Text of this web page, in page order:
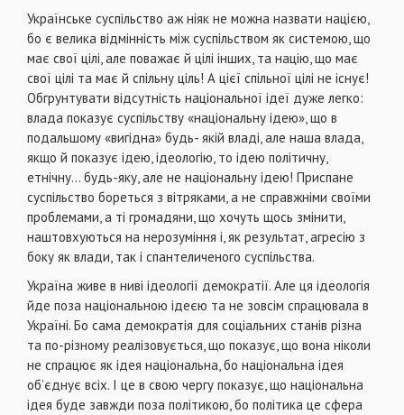
Українське суспiльство аж нiяк не можна назвати нацiєю,
бо є велика вiдмiннiсть мiж суспiльством як системою, що
має свої цiлi, але поважає й цiлi iнших, та нацiю, що має
свої цiлi та має й спiльну цiль! А цiєї спiльної цiлi не iснує!
Обгрунтувати вiдсутнiсть нацiональної iдеї дуже легко:
влада показує суспiльству «нацiональну iдею», що в
подальшому «вигiдна» будь- якiй владi, але наша влада,
якщо й показує iдею, iдеологiю, то iдею полiтичну,
етнiчну... будь-яку, але не нацiональну iдею! Приспане
суспiльство бореться з вiтряками, а не справжнiми своїми
проблемами, а тi громадяни, що хочуть щось змiнити,
наштовхуються на нерозумiння i, як результат, агресiю з
боку як влади, так i спантеличеного суспiльства.
Україна живе в нивi iдеологiї демократiї. Але ця iдеологiя
йде поза нацiональною iдеєю та не зовсiм спрацювала в
Українi. Бо сама демократiя для соцiальних станiв рiзна
та по-рiзному реалiзовується, що показує, що вона нiколи
не спрацює як iдея нацiональна, бо нацiональна iдея
об’єднує всiх. І це в свою чергу показує, що нацiональна
iдея буде завжди поза полiтикою, бо полiтика це сфера